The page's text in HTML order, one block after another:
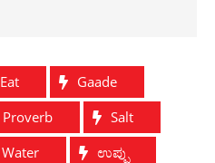
Eat
Gaade
Proverb
Salt
Water
ಉಪ್ಪು